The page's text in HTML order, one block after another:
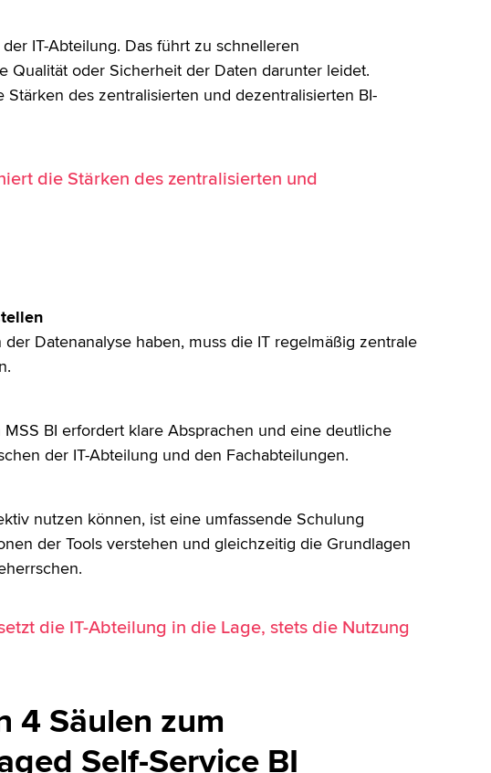
IT-Abteilung. Das führt zu schnelleren
Qualität oder Sicherheit der Daten darunter leidet.
des zentralisierten und dezentralisierten BI-
die Stärken des zentralisierten und
Datenanalyse haben, muss die IT regelmäßig zentrale
BI erfordert klare Absprachen und eine deutliche
der IT-Abteilung und den Fachabteilungen.
nutzen können, ist eine umfassende Schulung
der Tools verstehen und gleichzeitig die Grundlagen
die IT-Abteilung in die Lage, stets die Nutzung
4 Säulen zum
Self-Service BI